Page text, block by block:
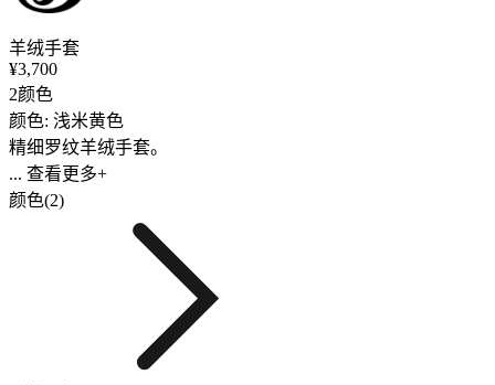
羊绒手套
¥3,700
2颜色
颜色: 浅米黄色
精细罗纹羊绒手套。
... 查看更多+
颜色(2)